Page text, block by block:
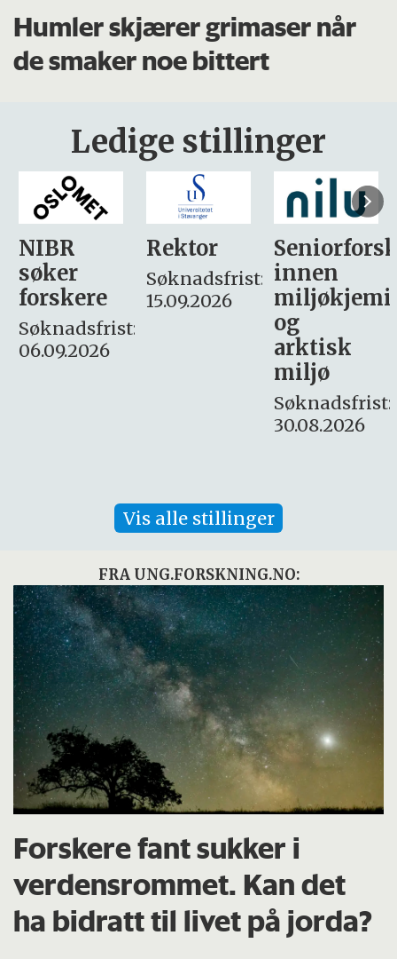
Humler skjærer grimaser når
de smaker noe bittert
Ledige stillinger
Rektor
Søknadsfrist:
15.09.2026
Seniorforsker
innen
miljøkjemi
søker
– fast
Søknadsfrist:
16. august.
Vis alle stillinger
FRA UNG.FORSKNING.NO:
Forskere fant sukker i
verdensrommet. Kan det
ha bidratt til livet på jorda?